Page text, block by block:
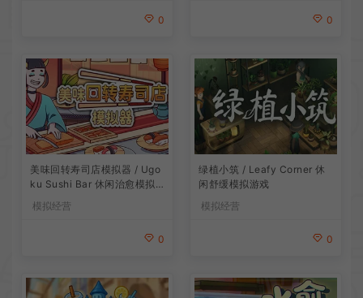
0 0
美味回转寿司店模拟器 / Ugo
ku Sushi Bar 休闲治愈模拟
模拟经营
0
绿植小筑 / Leafy Corner 休
闲舒缓模拟游戏
模拟经营
0